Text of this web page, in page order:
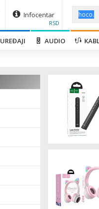
Infocentar
RSD
AUDIO